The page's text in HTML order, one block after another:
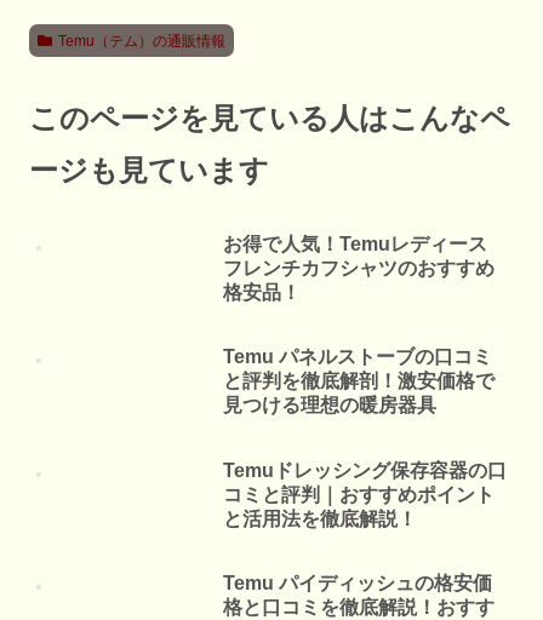
Temu（テム）の通販情報
このページを見ている人はこんなペ
ージも見ています
お得で人気！Temuレディース
フレンチカフシャツのおすすめ
格安品！
Temu パネルストーブの口コミ
と評判を徹底解剖！激安価格で
見つける理想の暖房器具
Temuドレッシング保存容器の口
コミと評判｜おすすめポイント
と活用法を徹底解説！
Temu パイディッシュの格安価
格と口コミを徹底解説！おすす